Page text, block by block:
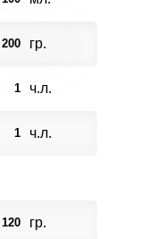
200 гр.
1 ч.л.
1 ч.л.
120 гр.